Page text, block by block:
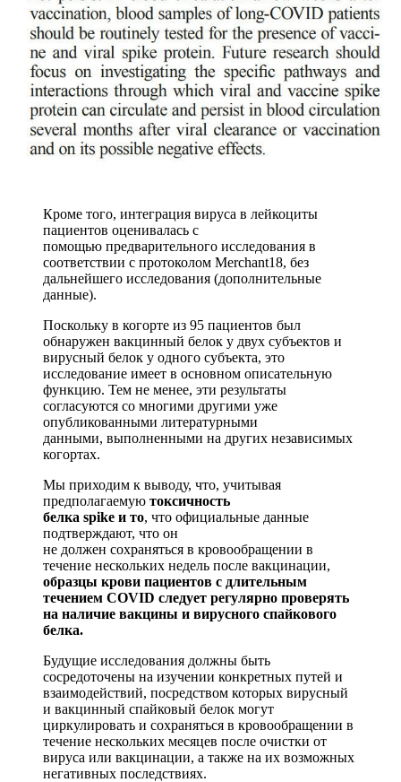
Кроме того, интеграция вируса в лейкоциты
пациентов оценивалась с
помощью предварительного исследования в
соответствии с протоколом Merchant18, без
дальнейшего исследования (дополнительные
данные).
Поскольку в когорте из 95 пациентов был
обнаружен вакцинный белок у двух субъектов и
вирусный белок у одного субъекта, это
исследование имеет в основном описательную
функцию. Тем не менее, эти результаты
согласуются со многими другими уже
опубликованными литературными
данными, выполненными на других независимых
когортах.
Мы приходим к выводу, что, учитывая
предполагаемую токсичность
белка spike и то, что официальные данные
подтверждают, что он
не должен сохраняться в кровообращении в
течение нескольких недель после вакцинации,
образцы крови пациентов с длительным
течением COVID следует регулярно проверять
на наличие вакцины и вирусного спайкового
белка.
Будущие исследования должны быть
сосредоточены на изучении конкретных путей и
взаимодействий, посредством которых вирусный
и вакцинный спайковый белок могут
циркулировать и сохраняться в кровообращении в
течение нескольких месяцев после очистки от
вируса или вакцинации, а также на их возможных
негативных последствиях.